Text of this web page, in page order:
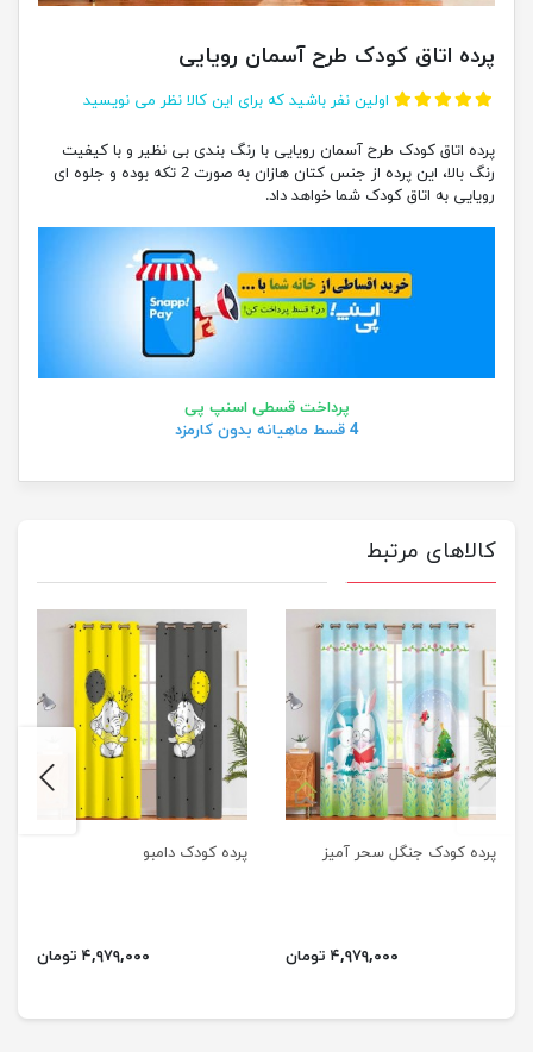
پرده اتاق کودک طرح آسمان رویایی
اولین نفر باشید که برای این کالا نظر می نویسید
پرده اتاق کودک طرح آسمان رویایی با رنگ بندی بی نظیر و با کیفیت
رنگ بالا، این پرده از جنس کتان هازان به صورت 2 تکه بوده و جلوه ای
رویایی به اتاق کودک شما خواهد داد.
پرداخت قسطی اسنپ پی
4 قسط ماهیانه بدون کارمزد
کالاهای مرتبط
پرده کودک جنگل سحر آمیز
۴,۹۷۹,۰۰۰ تومان
پرده کودک دامبو
۴,۹۷۹,۰۰۰ تومان
previus